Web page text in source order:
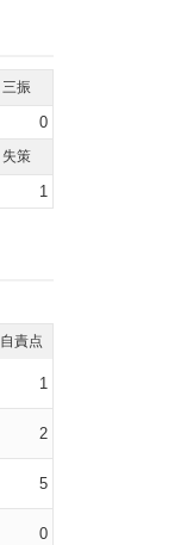
三振
0
失策
1
自責点
1
2
5
0